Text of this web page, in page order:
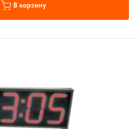
В корзину